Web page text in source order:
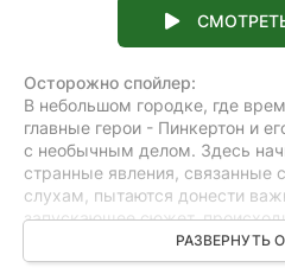
Осторожно спойлер:
В небольшом городке, где
главные герои - Пинкертон и
с необычным делом. Здесь
странные явления, связанные
слухам, пытаются донести
запускающее сюжет,
жительниц обращается к
видела призрак своей
РАЗВЕРНУТЬ